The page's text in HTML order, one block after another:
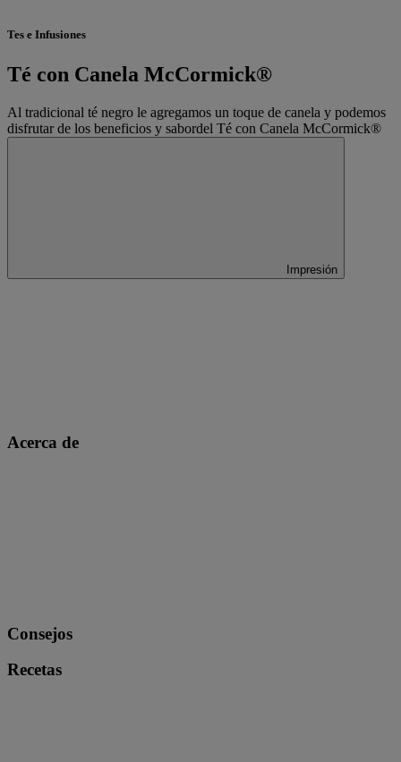
Tes e Infusiones
Té con Canela McCormick®
Al tradicional té negro le agregamos un toque de canela y podemos
disfrutar de los beneficios y sabordel Té con Canela McCormick®
Impresión
Acerca de
Consejos
Recetas